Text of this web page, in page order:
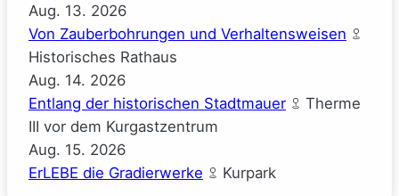
Aug. 13. 2026
Von Zauberbohrungen und Verhaltensweisen
Historisches Rathaus
Aug. 14. 2026
Entlang der historischen Stadtmauer
Therme
III vor dem Kurgastzentrum
Aug. 15. 2026
ErLEBE die Gradierwerke
Kurpark